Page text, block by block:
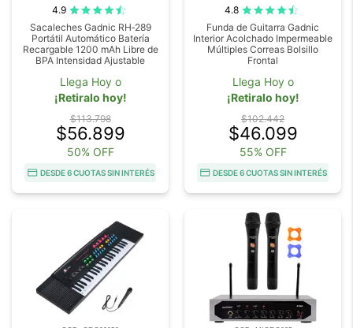
4.9
Sacaleches Gadnic RH‑289
Portátil Automático Batería
Recargable 1200 mAh Libre de
BPA Intensidad Ajustable
Llega Hoy o
¡Retiralo hoy!
$113.798
$56.899
50% OFF
DESDE 6 CUOTAS SIN INTERÉS
4.8
Funda de Guitarra Gadnic
Interior Acolchado Impermeable
Múltiples Correas Bolsillo
Frontal
Llega Hoy o
¡Retiralo hoy!
$102.442
$46.099
55% OFF
DESDE 6 CUOTAS SIN INTERÉS